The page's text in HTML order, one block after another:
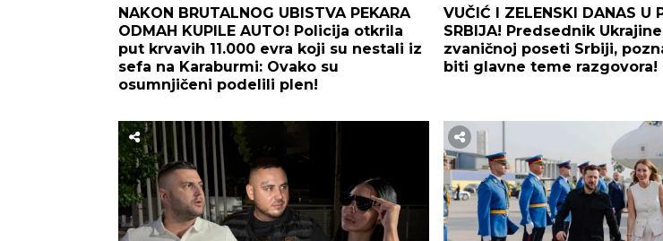
NAKON BRUTALNOG UBISTVA PEKARA
ODMAH KUPILE AUTO! Policija otkrila
put krvavih 11.000 evra koji su nestali iz
sefa na Karaburmi: Ovako su
osumnjičeni podelili plen!
VUČIĆ I ZELENSKI DANAS U
SRBIJA! Predsednik
zvaničnoj poseti Srbiji,
biti glavne teme razgovora!